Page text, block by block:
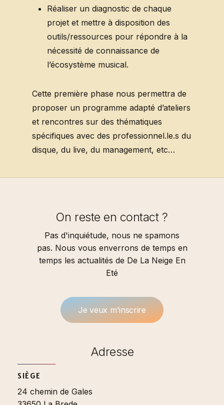
Réaliser un diagnostic de chaque
projet et mettre à disposition des
outils/ressources pour répondre à la
nécessité de connaissance de
l’écosystème musical.
Cette première phase nous permettra de
proposer un programme adapté d’ateliers
et rencontres sur des thématiques
spécifiques avec des professionnel.le.s du
disque, du live, du management, etc…
On reste en contact ?
Pas d'inquiétude, nous ne spamons
pas. Nous vous enverrons de temps en
temps les actualités de De La Neige En
Eté
Je veux m'inscrire
Adresse
SIÈGE
24 chemin de Gales